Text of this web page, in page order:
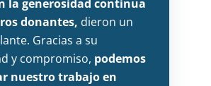
la generosidad continua
donantes, dieron un
Gracias a su
y compromiso, podemos
nuestro trabajo en